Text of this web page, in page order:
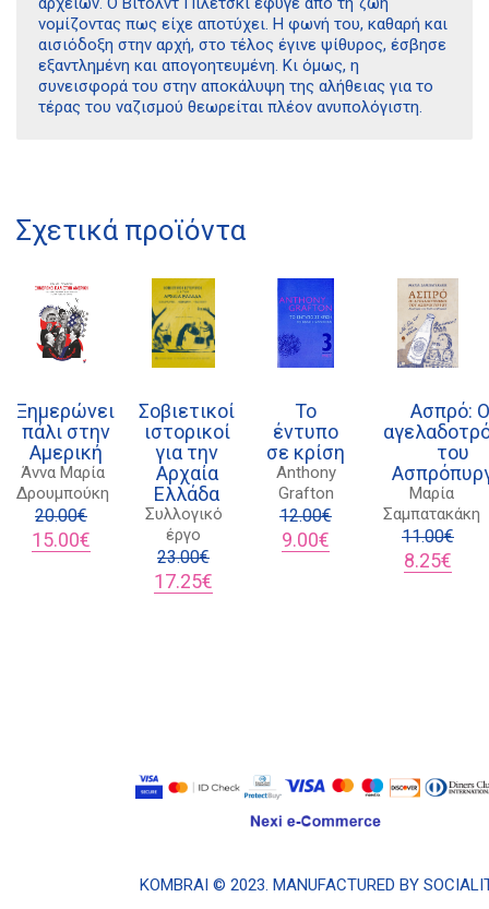
νομίζοντας πως είχε αποτύχει. Η φωνή του, καθαρή και
αισιόδοξη στην αρχή, στο τέλος έγινε ψίθυρος, έσβησε
εξαντλημένη και απογοητευμένη. Κι όμως, η
συνεισφορά του στην αποκάλυψη της αλήθειας για το
τέρας του ναζισμού θεωρείται πλέον ανυπολόγιστη.
Σχετικά προϊόντα
Ξημερώνει
πάλι στην
Αμερική
Άννα Μαρία
Δρουμπούκη
20.00€
Original
price
15.00€
τρέχουσα
Σοβιετικοί
ιστορικοί
για την
Αρχαία
Ελλάδα
Συλλογικό
έργο
23.00€
Original
price
17.25€
τρέχουσα
Το
έντυπο
σε κρίση
Anthony
Grafton
12.00€
Original
price
9.00€
τρέχουσα
Ασπρό:
του
Μαρία
Σαμπατακάκη
11.00€
Original
price
8.25€
Διδότου 34, Αθήνα 106 80
21 1750 8340
kombrai.bs@gmail.com
Πολιτική προστασίας δεδομένων
Πολιτική επιστροφών
Τρόποι Πληρωμής
KOMΒRAI © 2023. MANUFACTURED BY